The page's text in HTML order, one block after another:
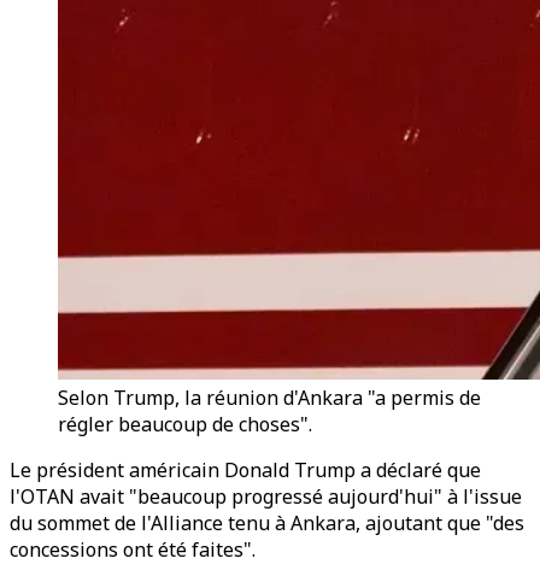
Selon Trump, la réunion d'Ankara "a permis de
régler beaucoup de choses".
Le président américain Donald Trump a déclaré que
l'OTAN avait "beaucoup progressé aujourd'hui" à l'issue
du sommet de l'Alliance tenu à Ankara, ajoutant que "des
concessions ont été faites".